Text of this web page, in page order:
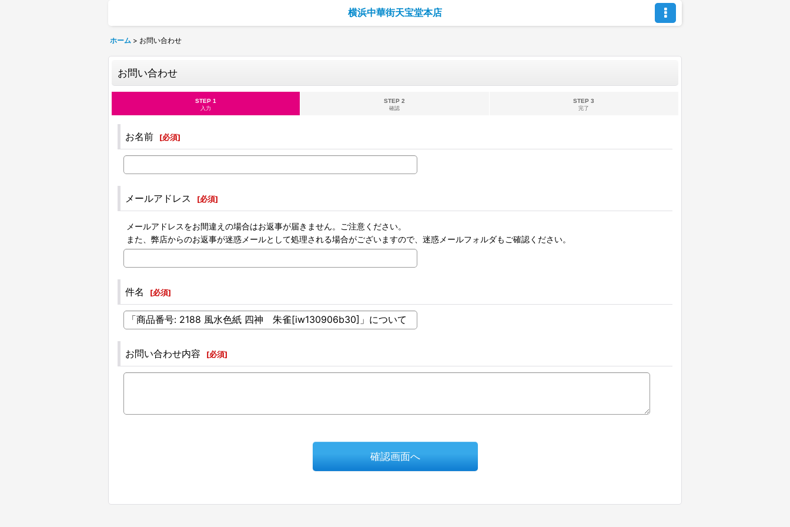
横浜中華街天宝堂本店
ホーム > お問い合わせ
お問い合わせ
STEP 1
入力
STEP 2
確認
STEP 3
完了
お名前 [必須]
メールアドレス [必須]
メールアドレスをお間違えの場合はお返事が届きません。ご注意ください。
また、弊店からのお返事が迷惑メールとして処理される場合がございますので、迷惑メールフォルダもご確認ください。
件名 [必須]
お問い合わせ内容 [必須]
確認画面へ